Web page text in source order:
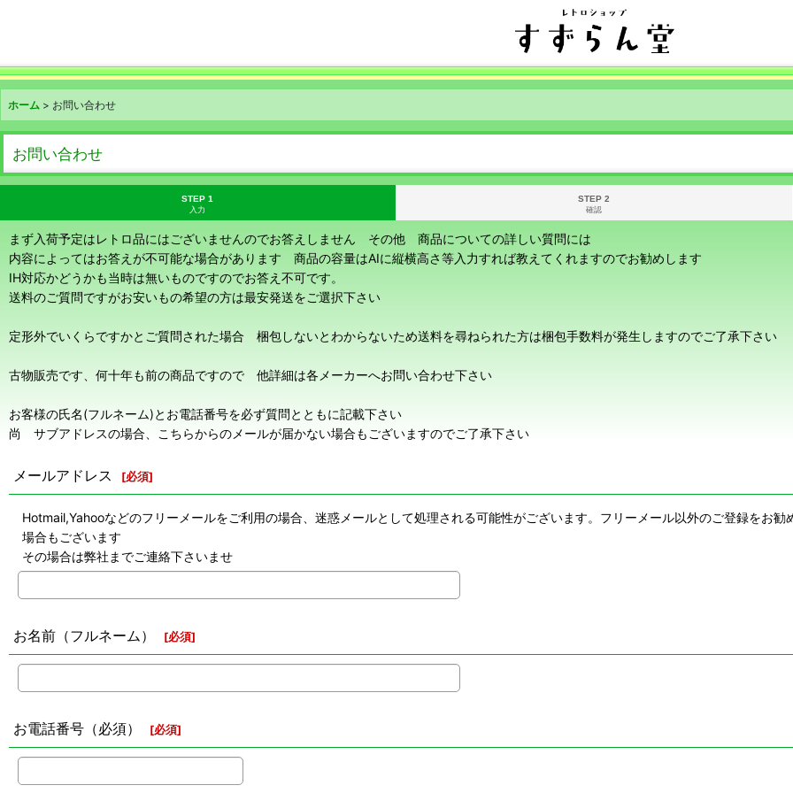
ホーム > お問い合わせ
お問い合わせ
STEP 1
入力
STEP 2
確認
まず入荷予定はレトロ品にはございませんのでお答えしません その他 商品についての詳しい質問には
内容によってはお答えが不可能な場合があります 商品の容量はAIに縦横高さ等入力すれば教えてくれますのでお勧めします
IH対応かどうかも当時は無いものですのでお答え不可です。
送料のご質問ですがお安いもの希望の方は最安発送をご選択下さい
定形外でいくらですかとご質問された場合 梱包しないとわからないため送料を尋ねられた方は梱包手数料が発生しますのでご了承下さい
古物販売です、何十年も前の商品ですので 他詳細は各メーカーへお問い合わせ下さい
お客様の氏名(フルネーム)とお電話番号を必ず質問とともに記載下さい
尚 サブアドレスの場合、こちらからのメールが届かない場合もございますのでご了承下さい
メールアドレス [必須]
Hotmail,Yahooなどのフリーメールをご利用の場合、迷惑メールとして処理される可能性がございます。フリーメール以外のご登録をお
場合もございます
その場合は弊社までご連絡下さいませ
お名前（フルネーム） [必須]
お電話番号（必須） [必須]